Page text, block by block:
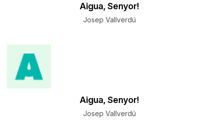
Aigua, Senyor!
Josep Vallverdú
Aigua, Senyor!
Josep Vallverdú